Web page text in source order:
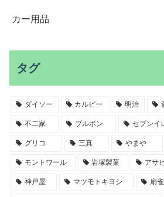
カー用品
タグ
ダイソー カルビー 明治
不二家 ブルボン セブンイ
グリコ 三真 やまや
モントワール 岩塚製菓 アサ
神戸屋 マツモトキヨシ 扇